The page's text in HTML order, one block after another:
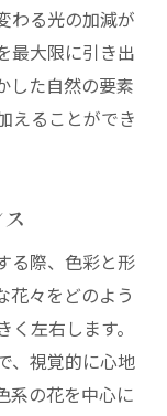
わる光の加減が
最大限に引き出
した自然の要素
えることができ
る際、色彩と形
花々をどのよう
左右します。
、視覚的に心地
系の花を中心に